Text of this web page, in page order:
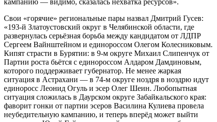
кампанию — видимо, сказалась нехватка ресурсов».
Свои «горячие» региональные пары назвал Дмитрий Гусев:
«193-й Златоустовский округ в Челябинской области, где
развернулась серьёзная борьба между кандидатом от ЛДПР
Сергеем Вайнштейном и единороссом Олегом Колесниковым.
Кипят страсти в Бурятии: в 9-м округе Михаил Слипенчук от
Партии роста бьётся с единороссом Алдаром Дамдиновым,
которого поддерживает губернатор. Не менее жаркая
ситуация в Астрахани — в 74-м округе ноздря в ноздрю идут
единоросс Леонид Огуль и эсер Олег Шеин. Любопытная
ситуация сложилась в Даурском округе Забайкальского края:
фаворит гонки от партии эсеров Василина Кулиева провела
неубедительную кампанию, и теперь вперёд может выйти